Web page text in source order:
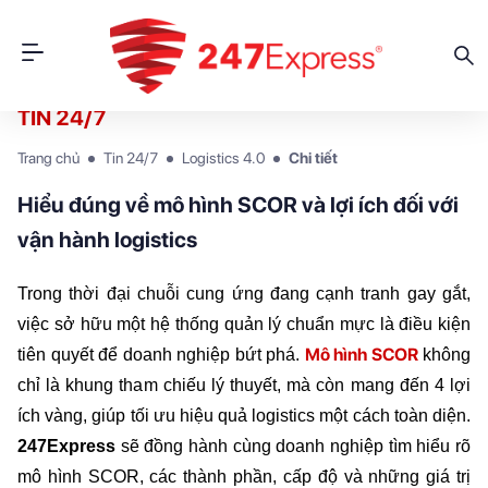
TIN 24/7
Trang chủ Tin 24/7 Logistics 4.0 Chi tiết
Hiểu đúng về mô hình SCOR và lợi ích đối với
vận hành logistics
Trong thời đại chuỗi cung ứng đang cạnh tranh gay gắt,
việc sở hữu một hệ thống quản lý chuẩn mực là điều kiện
tiên quyết để doanh nghiệp bứt phá. Mô hình SCOR không
chỉ là khung tham chiếu lý thuyết, mà còn mang đến 4 lợi
247Express sẽ đồng hành cùng doanh nghiệp tìm hiểu rõ
mô hình SCOR, các thành phần, cấp độ và những giá trị